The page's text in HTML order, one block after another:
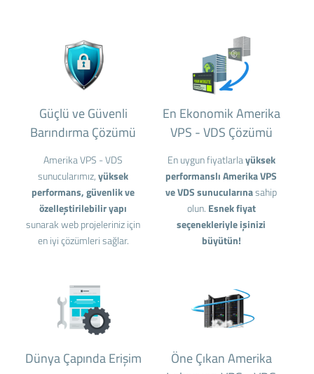
Güçlü ve Güvenli
Barındırma Çözümü
Amerika VPS - VDS
sunucularımız,yüksek
performans, güvenlik ve
özelleştirilebilir yapı
sunarak web projeleriniz için
en iyi çözümleri sağlar.
En Ekonomik Amerika
VPS - VDS Çözümü
En uygun fiyatlarlayüksek
performanslı Amerika VPS
ve VDS sunucularınasahip
olun. Esnek fiyat
seçenekleriyle işinizi
büyütün!
Dünya Çapında Erişim
Öne Çıkan Amerika